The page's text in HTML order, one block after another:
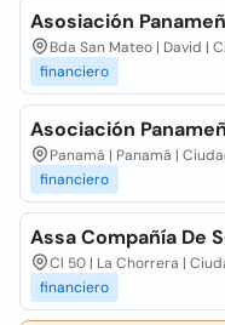
Asosiación
Bda San Mateo | David |
financiero
Asociación
Panamá | Panamá |
financiero
Assa Compañía De
Cl 50 | La Chorrera |
financiero